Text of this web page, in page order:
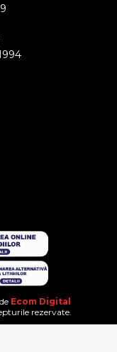
Ecom Digital
rezervate.